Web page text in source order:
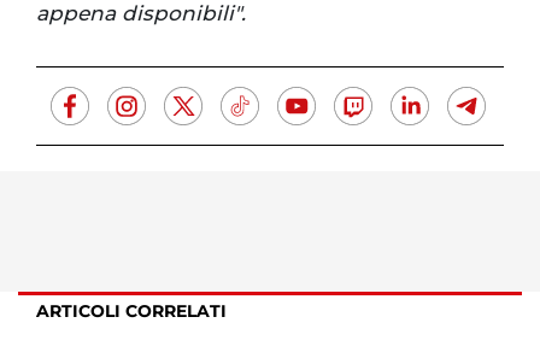
appena disponibili".
ARTICOLI CORRELATI